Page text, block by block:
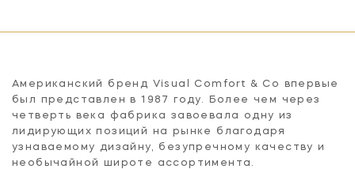
Американский бренд Visual Comfort & Co впервые
был представлен в 1987 году. Более чем через
четверть века фабрика завоевала одну из
лидирующих позиций на рынке благодаря
узнаваемому дизайну, безупречному качеству и
необычайной широте ассортимента.